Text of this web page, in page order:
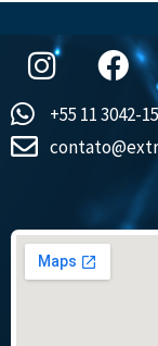
+55 11 3042-